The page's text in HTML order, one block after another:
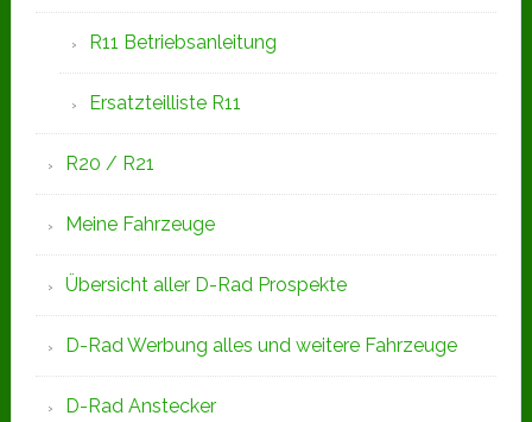
R11 Betriebsanleitung
Ersatzteilliste R11
R20 / R21
Meine Fahrzeuge
Übersicht aller D-Rad Prospekte
D-Rad Werbung alles und weitere Fahrzeuge
D-Rad Anstecker